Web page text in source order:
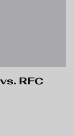
RFC